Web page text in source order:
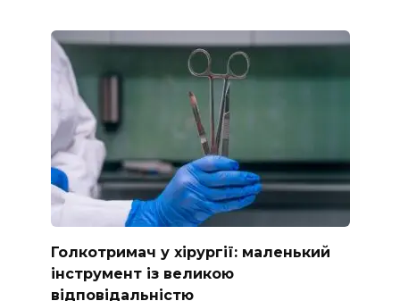
Голкотримач у хірургії: маленький
інструмент із великою
відповідальністю